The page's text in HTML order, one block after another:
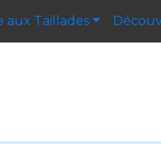
aux Taillades